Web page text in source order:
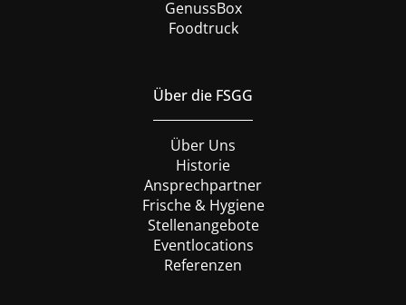
GenussBox
Foodtruck
Über die FSGG
Über Uns
Historie
Ansprechpartner
Frische & Hygiene
Stellenangebote
Eventlocations
Referenzen